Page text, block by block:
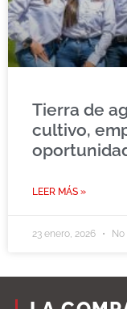
Tierra de
cultivo,
LEER MÁS »
23 enero, 2026